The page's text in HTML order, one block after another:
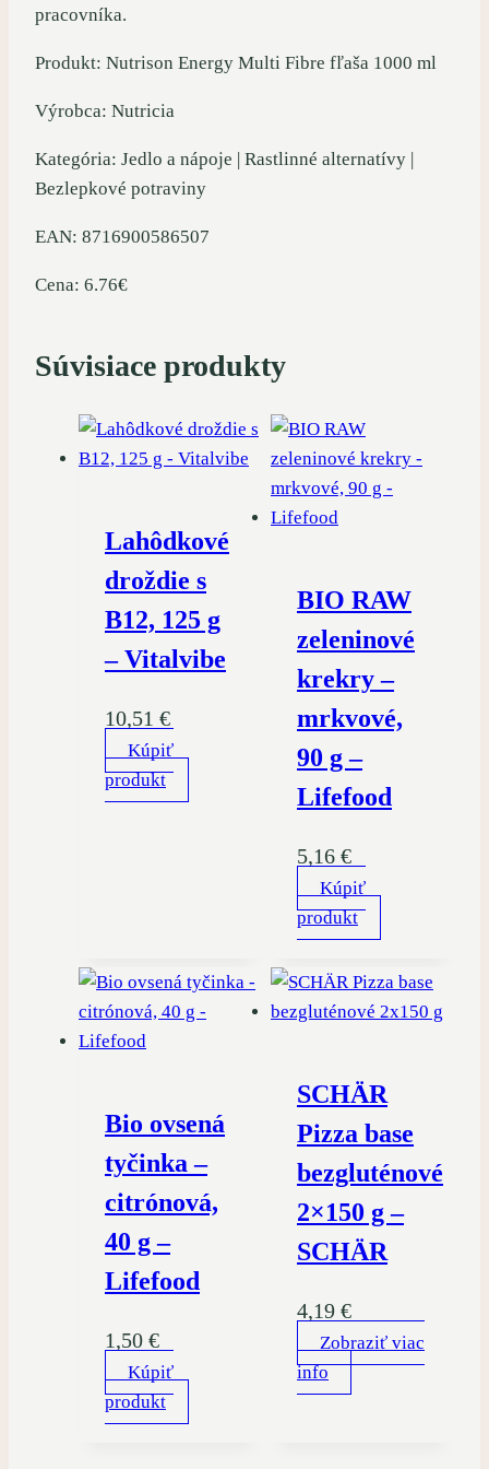
pracovníka.
Produkt: Nutrison Energy Multi Fibre fľaša 1000 ml
Výrobca: Nutricia
Kategória: Jedlo a nápoje | Rastlinné alternatívy |
Bezlepkové potraviny
EAN: 8716900586507
Cena: 6.76€
Súvisiace produkty
Lahôdkové
droždie s
B12, 125 g
– Vitalvibe
10,51 €
Kúpiť
produkt
BIO RAW
zeleninové
krekry –
mrkvové,
90 g –
Lifefood
5,16 €
Kúpiť
produkt
Bio ovsená
tyčinka –
citrónová,
40 g –
Lifefood
1,50 €
Kúpiť
produkt
SCHÄR
Pizza base
bezgluténové
2×150 g –
SCHÄR
4,19 €
Zobraziť viac
info